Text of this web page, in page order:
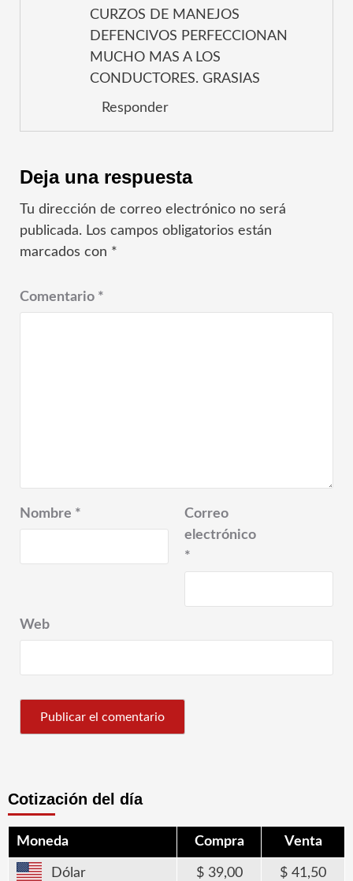
CURZOS DE MANEJOS
DEFENCIVOS PERFECCIONAN
MUCHO MAS A LOS
CONDUCTORES. GRASIAS
Responder
Deja una respuesta
Tu dirección de correo electrónico no será
publicada. Los campos obligatorios están
marcados con *
Comentario *
Nombre *
Correo
electrónico
*
Web
Cotización del día
Moneda Compra Venta
Dólar 39,00 41,50